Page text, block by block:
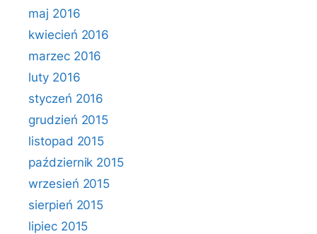
maj 2016
kwiecień 2016
marzec 2016
luty 2016
styczeń 2016
grudzień 2015
listopad 2015
październik 2015
wrzesień 2015
sierpień 2015
lipiec 2015